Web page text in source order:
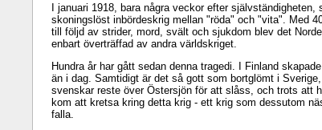
I januari 1918, bara några veckor efter
skoningslöst inbördeskrig mellan "röda" och "vita". Med
till följd av strider, mord, svält och sjukdom blev det
enbart överträffad av andra världskriget.
Hundra år har gått sedan denna tragedi. I Finland
än i dag. Samtidigt är det så gott som bortglömt i
svenskar reste över Östersjön för att slåss, och trots att
kom att kretsa kring detta krig - ett krig som dessutom
falla.